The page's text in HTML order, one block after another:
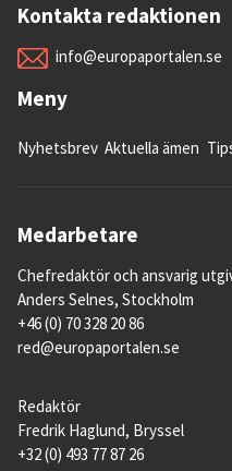
Kontakta redaktionen
info@europaportalen.se
Meny
Nyhetsbrev Aktuella ämen
Medarbetare
Chefredaktör och ansvarig
Anders Selnes, Stockholm
+46 (0) 70 328 20 86
red@europaportalen.se
Redaktör
Fredrik Haglund, Bryssel
+32 (0) 493 77 87 26